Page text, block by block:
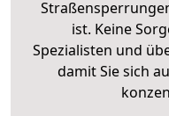
ist. Keine
Spezialisten und
damit Sie sich